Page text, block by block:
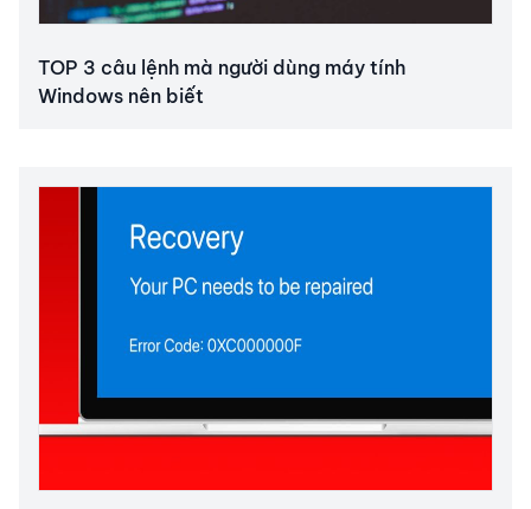
TOP 3 câu lệnh mà người dùng máy tính
Windows nên biết